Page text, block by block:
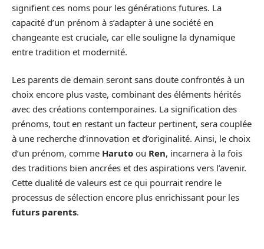
signifient ces noms pour les générations futures. La
capacité d’un prénom à s’adapter à une société en
changeante est cruciale, car elle souligne la dynamique
entre tradition et modernité.
Les parents de demain seront sans doute confrontés à un
choix encore plus vaste, combinant des éléments hérités
avec des créations contemporaines. La signification des
prénoms, tout en restant un facteur pertinent, sera couplée
à une recherche d’innovation et d’originalité. Ainsi, le choix
d’un prénom, comme Haruto ou Ren, incarnera à la fois
des traditions bien ancrées et des aspirations vers l’avenir.
Cette dualité de valeurs est ce qui pourrait rendre le
processus de sélection encore plus enrichissant pour les
futurs parents.